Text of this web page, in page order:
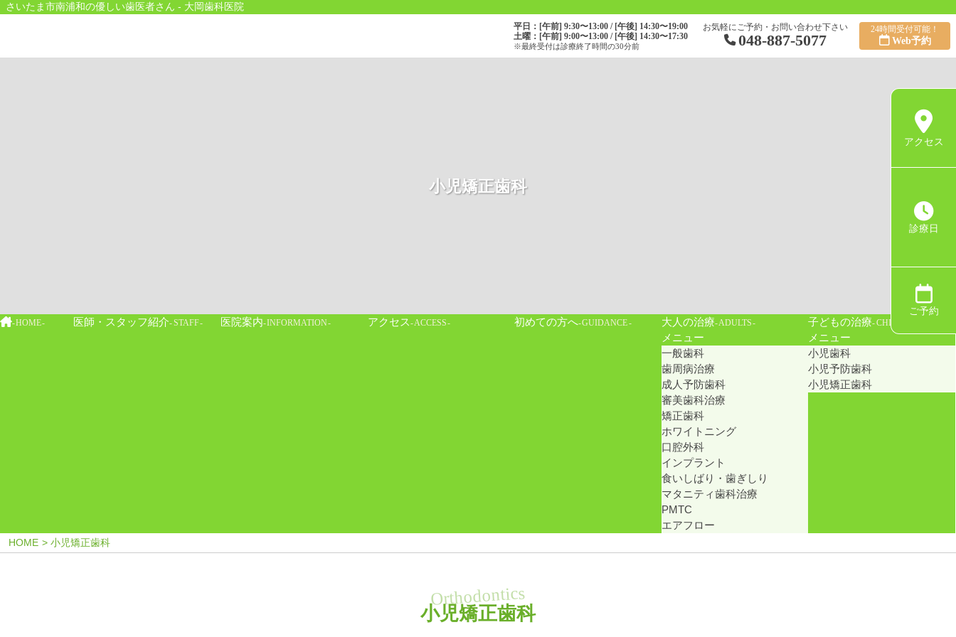
さいたま市南浦和の優しい歯医者さん - 大岡歯科医院
平⽇：[午前] 9:30〜13:00 / [午後] 14:30〜19:00
土曜：[午前] 9:00〜13:00 / [午後] 14:30〜17:30
※最終受付は診療終了時間の30分前
お気軽にご予約・お問い合わせ下さい
048-887-5077
24時間受付可能！
Web予約
小児矯正歯科
HOME 医師 ・ スタッフ紹介 STAFF 医院案内 INFORMATION アクセス ACCESS 初めての⽅へ GUIDANCE
⼤⼈の治療
メニュー
ADULTS
一般歯科
歯周病治療
成人予防歯科
審美歯科治療
矯正歯科
ホワイトニング
口腔外科
インプラント
食いしばり・歯ぎしり
マタニティ歯科治療
PMTC
エアフロー
⼦どもの治療
メニュー
CHILDREN
小児歯科
小児予防歯科
小児矯正歯科
HOME 小児矯正歯科
アクセス
診療日
ご予約
小児矯正歯科